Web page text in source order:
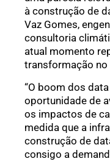
à construção de
Vaz Gomes,
consultoria
atual momento
transformação no
“O boom dos
oportunidade de
os impactos de
medida que a
construção de
consigo a